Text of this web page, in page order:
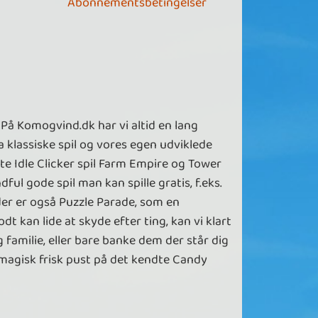
Komogvind.dk har vi altid en lang
spil og vores egen udviklede
Idle Clicker spil Farm Empire og Tower
gode spil man kan spille gratis, f.eks.
er også Puzzle Parade, som en
kan lide at skyde efter ting, kan vi klart
eller bare banke dem der står dig
frisk pust på det kendte Candy